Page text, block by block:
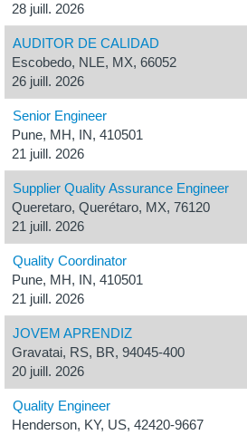
28 juill. 2026
AUDITOR DE CALIDAD
Escobedo, NLE, MX, 66052
26 juill. 2026
Senior Engineer
Pune, MH, IN, 410501
21 juill. 2026
Supplier Quality Assurance Engineer
Queretaro, Querétaro, MX, 76120
21 juill. 2026
Quality Coordinator
Pune, MH, IN, 410501
21 juill. 2026
JOVEM APRENDIZ
Gravatai, RS, BR, 94045-400
20 juill. 2026
Quality Engineer
Henderson, KY, US, 42420-9667